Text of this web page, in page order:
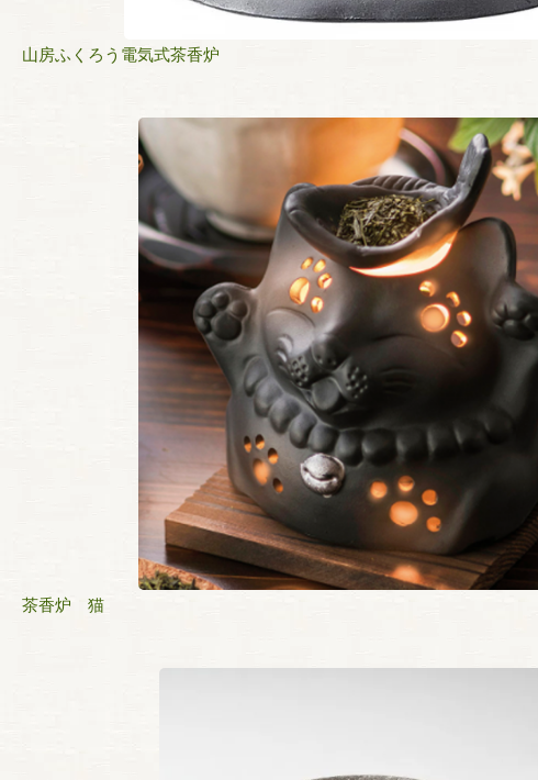
山房ふくろう電気式茶香炉
茶香炉 猫